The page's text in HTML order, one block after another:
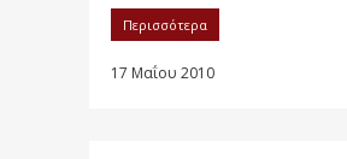
Περισσότερα
17 Μαΐου 2010